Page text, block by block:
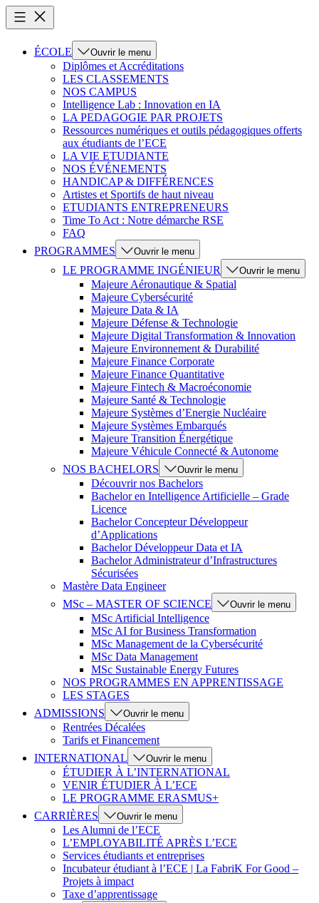
ÉCOLE Ouvrir le menu
Diplômes et Accréditations
LES CLASSEMENTS
NOS CAMPUS
Intelligence Lab : Innovation en IA
LA PEDAGOGIE PAR PROJETS
Ressources numériques et outils pédagogiques offerts
aux étudiants de l’ECE
LA VIE ETUDIANTE
NOS ÉVÉNEMENTS
HANDICAP & DIFFÉRENCES
Artistes et Sportifs de haut niveau
ETUDIANTS ENTREPRENEURS
Time To Act : Notre démarche RSE
FAQ
PROGRAMMES
Ouvrir le menu
LE PROGRAMME INGÉNIEUR Ouvrir le menu
Majeure Aéronautique & Spatial
Majeure Cybersécurité
Majeure Data & IA
Majeure Défense & Technologie
Majeure Digital Transformation & Innovation
Majeure Environnement & Durabilité
Majeure Finance Corporate
Majeure Finance Quantitative
Majeure Fintech & Macroéconomie
Majeure Santé & Technologie
Majeure Systèmes d’Energie Nucléaire
Majeure Systèmes Embarqués
Majeure Transition Énergétique
Majeure Véhicule Connecté & Autonome
NOS BACHELORS
Ouvrir le menu
Découvrir nos Bachelors
Bachelor en Intelligence Artificielle – Grade
Licence
Bachelor Concepteur Développeur
d’Applications
Bachelor Développeur Data et IA
Bachelor Administrateur d’Infrastructures
Sécurisées
Mastère Data Engineer
MSc – MASTER OF SCIENCE
Ouvrir le menu
MSc Artificial Intelligence
MSc AI for Business Transformation
MSc Management de la Cybersécurité
MSc Data Management
MSc Sustainable Energy Futures
NOS PROGRAMMES EN APPRENTISSAGE
LES STAGES
ADMISSIONS
Ouvrir le menu
Rentrées Décalées
Tarifs et Financement
INTERNATIONAL
Ouvrir le menu
ÉTUDIER À L’INTERNATIONAL
VENIR ÉTUDIER À L’ECE
LE PROGRAMME ERASMUS+
CARRIÈRES
Ouvrir le menu
Les Alumni de l’ECE
L’EMPLOYABILITÉ APRÈS L’ECE
Services étudiants et entreprises
Incubateur étudiant à l’ECE | La FabriK For Good –
Projets à impact
Taxe d’apprentissage